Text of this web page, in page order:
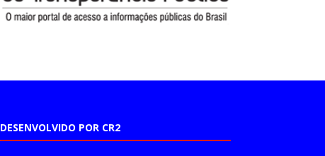
DESENVOLVIDO POR CR2